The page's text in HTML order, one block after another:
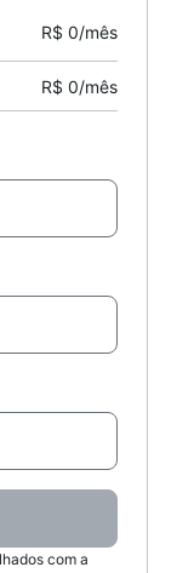
R$ 0/mês
R$ 0/mês
com a